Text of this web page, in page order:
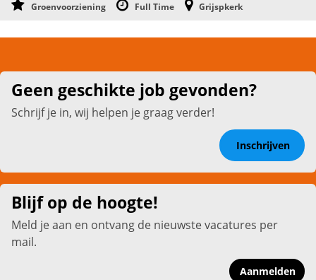
Groenvoorziening Full Time Grijspkerk
Geen geschikte job gevonden?
Schrijf je in, wij helpen je graag verder!
Inschrijven
Blijf op de hoogte!
Meld je aan en ontvang de nieuwste vacatures per
mail.
Aanmelden